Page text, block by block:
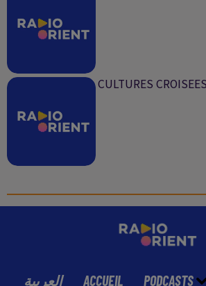
CULTURES
العربية ACCUEIL PODCASTS